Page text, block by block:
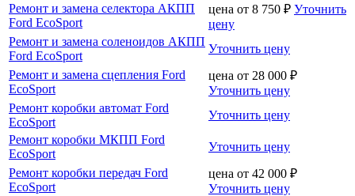
Ремонт и замена селектора АКПП
Ford EcoSport
цена от 8 750 ₽ Уточнить
цену
Ремонт и замена соленоидов АКПП
Ford EcoSport
Уточнить цену
Ремонт и замена сцепления Ford
EcoSport
цена от 28 000 ₽
Уточнить цену
Ремонт коробки автомат Ford
EcoSport
Уточнить цену
Ремонт коробки МКПП Ford
EcoSport
Уточнить цену
Ремонт коробки передач Ford
EcoSport
цена от 42 000 ₽
Уточнить цену